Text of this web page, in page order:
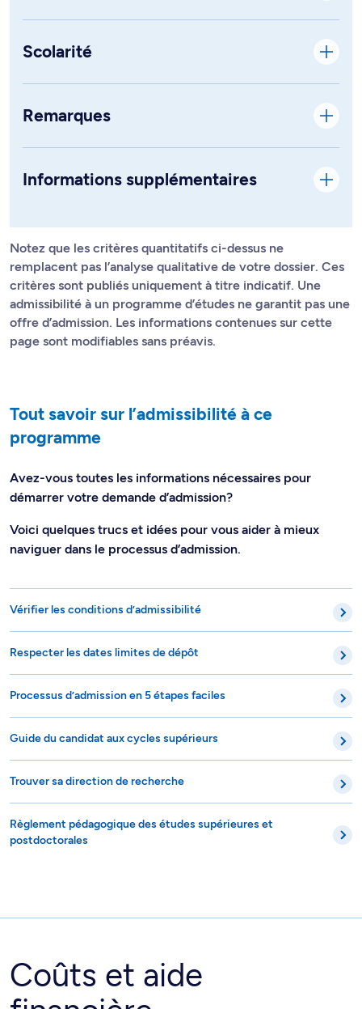
Scolarité
Remarques
Informations supplémentaires
Notez que les critères quantitatifs ci-dessus ne
remplacent pas l’analyse qualitative de votre dossier. Ces
critères sont publiés uniquement à titre indicatif. Une
admissibilité à un programme d’études ne garantit pas une
offre d’admission. Les informations contenues sur cette
page sont modifiables sans préavis.
Tout savoir sur l’admissibilité à ce
programme
Avez-vous toutes les informations nécessaires pour
démarrer votre demande d’admission?
Voici quelques trucs et idées pour vous aider à mieux
naviguer dans le processus d’admission.
Vérifier les conditions d’admissibilité
Respecter les dates limites de dépôt
Processus d’admission en 5 étapes faciles
Guide du candidat aux cycles supérieurs
Trouver sa direction de recherche
Règlement pédagogique des études supérieures et
postdoctorales
Coûts et aide